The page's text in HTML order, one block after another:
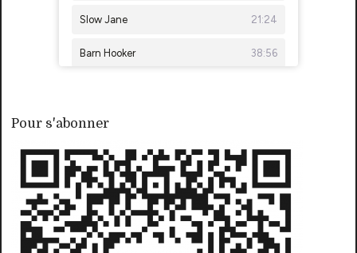
Pour s'abonner